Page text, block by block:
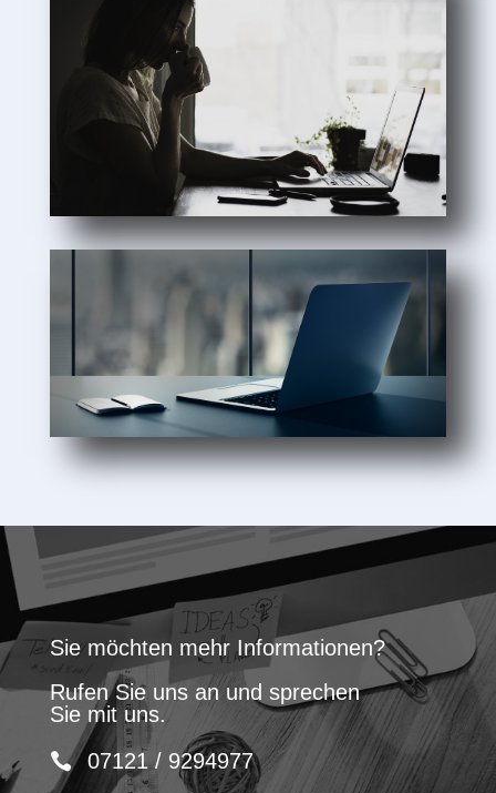
Sie möchten mehr Informationen?
Rufen Sie uns an und sprechen
Sie mit uns.
07121 / 9294977